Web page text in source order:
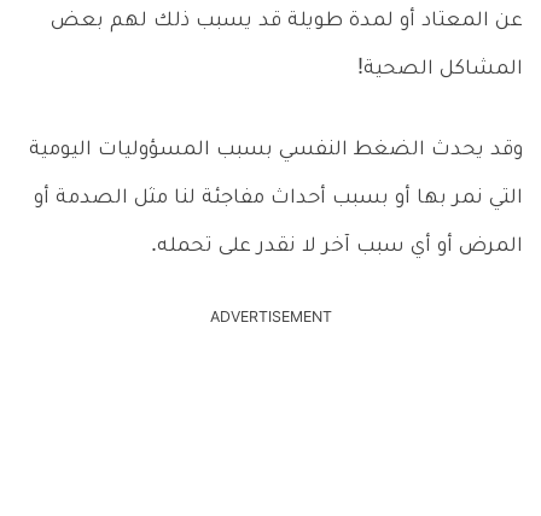
عن المعتاد أو لمدة طويلة قد يسبب ذلك لهم بعض
المشاكل الصحية!
وقد يحدث الضغط النفسي بسبب المسؤوليات اليومية
التي نمر بها أو بسبب أحداث مفاجئة لنا مثل الصدمة أو
المرض أو أي سبب آخر لا نقدر على تحمله.
ADVERTISEMENT